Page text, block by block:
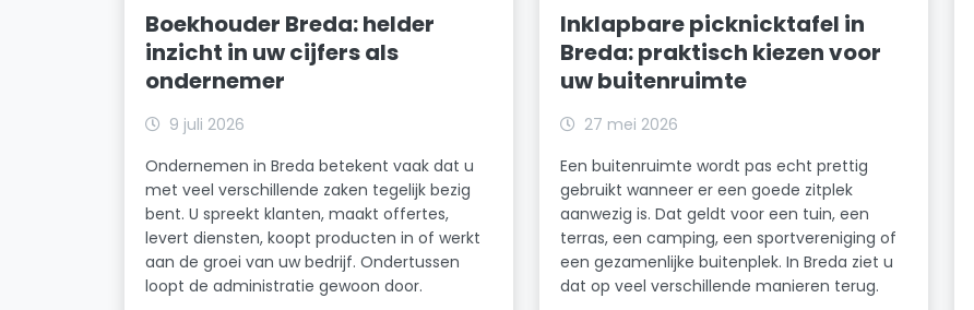
Boekhouder Breda: helder
inzicht in uw cijfers als
ondernemer
9 juli 2026
Ondernemen in Breda betekent vaak dat u
met veel verschillende zaken tegelijk bezig
bent. U spreekt klanten, maakt offertes,
levert diensten, koopt producten in of werkt
aan de groei van uw bedrijf. Ondertussen
loopt de administratie gewoon door.
Inklapbare picknicktafel in
Breda: praktisch kiezen voor
uw buitenruimte
27 mei 2026
Een buitenruimte wordt pas echt prettig
gebruikt wanneer er een goede zitplek
aanwezig is. Dat geldt voor een tuin, een
terras, een camping, een sportvereniging of
een gezamenlijke buitenplek. In Breda ziet u
dat op veel verschillende manieren terug.